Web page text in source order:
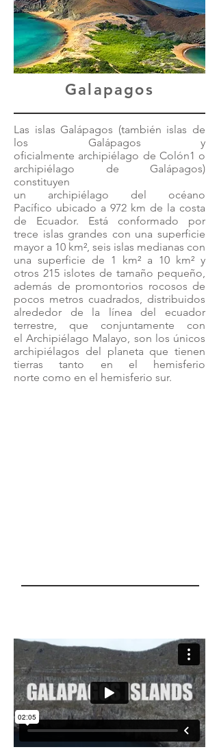
Galapagos
Las islas Galápagos (también islas de
los Galápagos y
oficialmente archipiélago de Colón1 ​ o
archipiélago de Galápagos)
constituyen
un archipiélago del océano
Pacífico ubicado a 972 km de la costa
de Ecuador. Está conformado por
trece islas grandes con una superficie
mayor a 10 km², seis islas medianas con
una superficie de 1 km² a 10 km² y
otros 215 islotes de tamaño pequeño,
además de promontorios rocosos de
pocos metros cuadrados, distribuidos
alrededor de la línea del ecuador
terrestre , que conjuntamente con
elArchipiélago Malayo , son los únicos
archipiélagos del planeta que tienen
tierras tanto en el hemisferio
norte como en el hemisferio sur.